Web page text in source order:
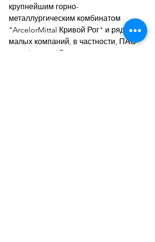
крупнейшим горно-
металлургическим комбинатом
"ArcelorMittal Кривой Рог" и рядом
малых компаний, в частности, ПАО
"ArcelorMittal Берислав".